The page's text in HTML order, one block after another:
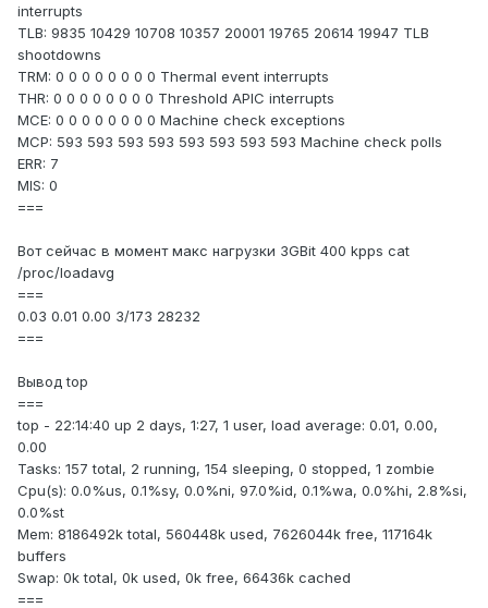
interrupts
TLB: 9835 10429 10708 10357 20001 19765 20614 19947 TLB
shootdowns
TRM: 0 0 0 0 0 0 0 0 Thermal event interrupts
THR: 0 0 0 0 0 0 0 0 Threshold APIC interrupts
MCE: 0 0 0 0 0 0 0 0 Machine check exceptions
MCP: 593 593 593 593 593 593 593 593 Machine check polls
ERR: 7
MIS: 0
===
Вот сейчас в момент макс нагрузки 3GBit 400 kpps cat
/proc/loadavg
===
0.03 0.01 0.00 3/173 28232
===
Вывод top
===
top - 22:14:40 up 2 days, 1:27, 1 user, load average: 0.01, 0.00,
0.00
Tasks: 157 total, 2 running, 154 sleeping, 0 stopped, 1 zombie
Cpu(s): 0.0%us, 0.1%sy, 0.0%ni, 97.0%id, 0.1%wa, 0.0%hi, 2.8%si,
0.0%st
Mem: 8186492k total, 560448k used, 7626044k free, 117164k
buffers
Swap: 0k total, 0k used, 0k free, 66436k cached
===